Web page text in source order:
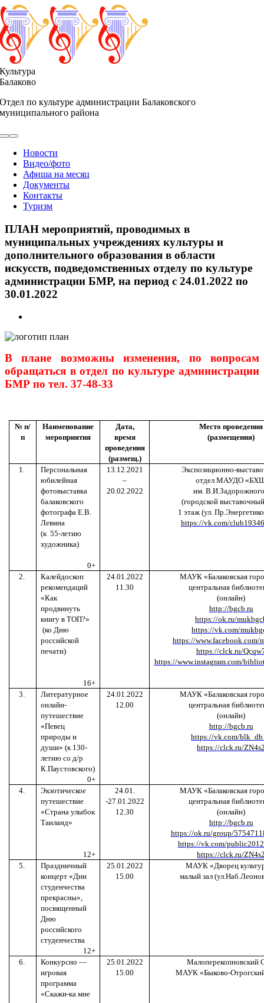
Skip
to
content
Культура
Балаково
Отдел по культуре администрации Балаковского
муниципального района
Toggle
NavigationНовости
Видео/фото
Афиша на месяц
Документы
Контакты
Туризм
ПЛАН мероприятий, проводимых в
муниципальных учреждениях культуры и
дополнительного образования в области
искусств, подведомственных отделу по культуре
администрации БМР, на период с 24.01.2022 по
30.01.2022
Image
В плане возможны изменения, по вопросам
обращаться в отдел по культуре администрации
БМР по тел. 37-48-33
№ п/
п
Наименование
мероприятия
Дата,
время
проведения
(размещ.)
Место проведения
(размещения)
1.
Персональная
юбилейная
фотовыставка
балаковского
фотографа Е.В.
Левина
(к 55-летию
художника)
0+
13.12.2021
–
20.02.2022
Экспозиционно-
отдел МАУДО
им.
(городской
1 этаж (ул.
https://vk.com/
2.
Калейдоскоп
рекомендаций
«Как
продвинуть
книгу в ТОП?»
(ко Дню
российской
печати)
16+
24.01.2022
11.30
МАУК «Балаковская
центральная
(онлайн)
http://bgcb.ru
https://ok.ru/
https://vk.com/
https://www.facebook.com/
https://clck.ru/
https://www.instagram.com/
3.
Литературное
онлайн-
путешествие
«Певец
природы и
души»(к 130-
летию со д/р
К.Паустовского)
0+
24.01.2022
12.00
МАУК «Балаковская
центральная
(онлайн)
http://bgcb.ru
https://vk.com/
https://clck.ru/
4.
Экзотическое
путешествие
«Страна улыбок
Таиланд»
12+
24.01.
-27.01.2022
12.30
МАУК «Балаковская
центральная
(онлайн)
http://bgcb.ru
https://ok.ru/group/
https://vk.com/
https://clck.ru/
5.
Праздничный
концерт «Дни
студенчества
прекрасны»,
посвященный
Дню
российского
студенчества
12+
25.01.2022
15.00
МАУК «Дворец
малый зал
6.
Конкурсно —
игровая
программа
«Скажи-ка мне
25.01.2022
15.00
Малоперекопновский
МАУК «Быково-